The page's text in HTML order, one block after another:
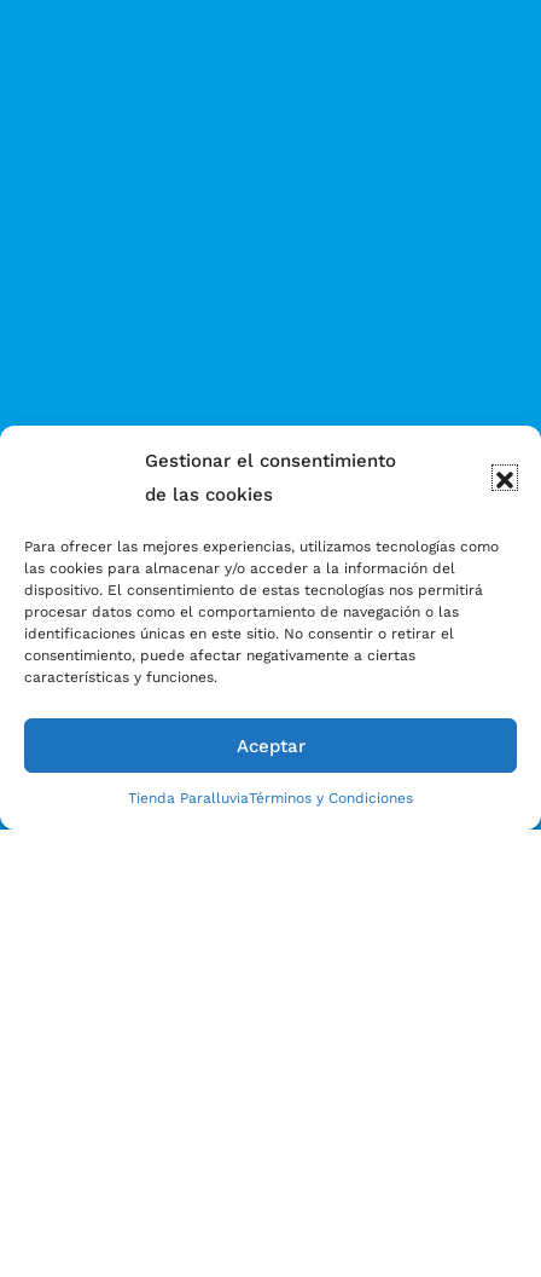
Gestionar el consentimiento
de las cookies
Para ofrecer las mejores experiencias, utilizamos tecnologías como
las cookies para almacenar y/o acceder a la información del
dispositivo. El consentimiento de estas tecnologías nos permitirá
procesar datos como el comportamiento de navegación o las
identificaciones únicas en este sitio. No consentir o retirar el
consentimiento, puede afectar negativamente a ciertas
características y funciones.
Aceptar
Tienda ParalluviaTérminos y Condiciones